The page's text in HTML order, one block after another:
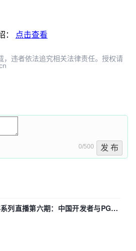
： 点击查看
，违者依法追究相关法律责任。授权请
0/500 发 布
列直播第六期：中国开发者与PG内
贡献了什么？